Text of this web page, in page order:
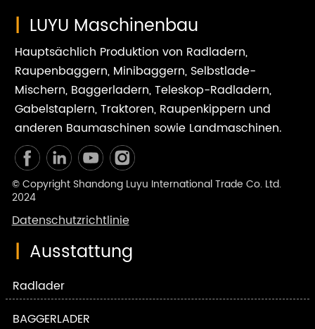
| LUYU Maschinenbau
Hauptsächlich Produktion von Radladern,
Raupenbaggern, Minibaggern, Selbstlade-
Mischern, Baggerladern, Teleskop-Radladern,
Gabelstaplern, Traktoren, Raupenkippern und
anderen Baumaschinen sowie Landmaschinen.
© Copyright Shandong Luyu International Trade Co. Ltd.
2024
Datenschutzrichtlinie
| Ausstattung
Radlader
BAGGERLADER